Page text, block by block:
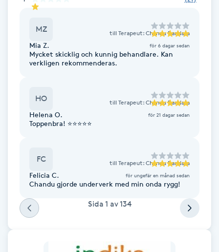
Fransk manikyr
Frekvensterapi
Friskvårdsmassage
Funktionsanalys
Färgning
Föning
MZ till Terapeut: Chandu Bandara
Mia Z. för 6 dagar sedan
Mycket skicklig och kunnig behandlare. Kan
verkligen rekommenderas.
HO till Terapeut: Chandu Bandara
Helena O. för 21 dagar sedan
Toppenbra! ⭐⭐⭐⭐⭐
FC till Terapeut: Chandu Bandara
Felicia C. för ungefär en månad sedan
Chandu gjorde underverk med min onda rygg!
Sida 1 av134